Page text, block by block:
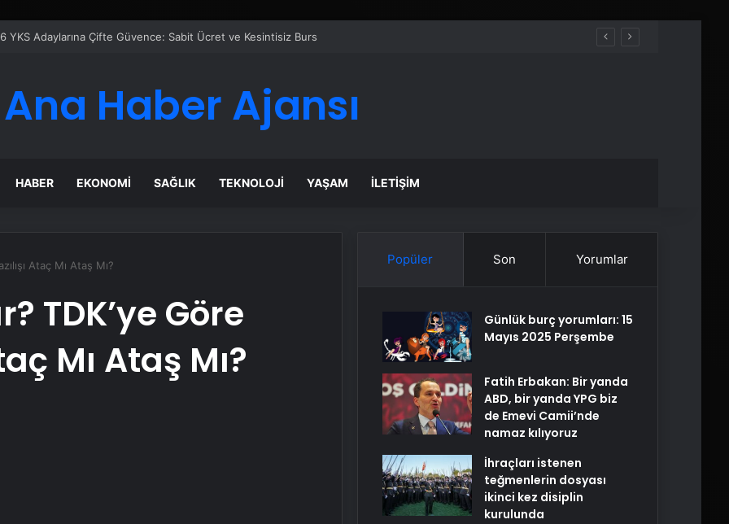
Reklam Ajansı, SEO Ajansı ve Web Tasarım Ajansı
Ana Haber Ajansı
HABER EKONOMI SAĞLIK TEKNOLOJI YAŞAM İLETIŞIM
Ataç Mı Ataş Mı?
TDK’ye Göre
Mı Ataş Mı?
Popüler Son Yorumlar
Günlük burç yorumları: 15
Mayıs 2025 Perşembe
Fatih Erbakan: Bir yanda
ABD, bir yanda YPG biz
de Emevi Camii’nde
namaz kılıyoruz
İhraçları istenen
teğmenlerin dosyası
ikinci kez disiplin
kurulunda